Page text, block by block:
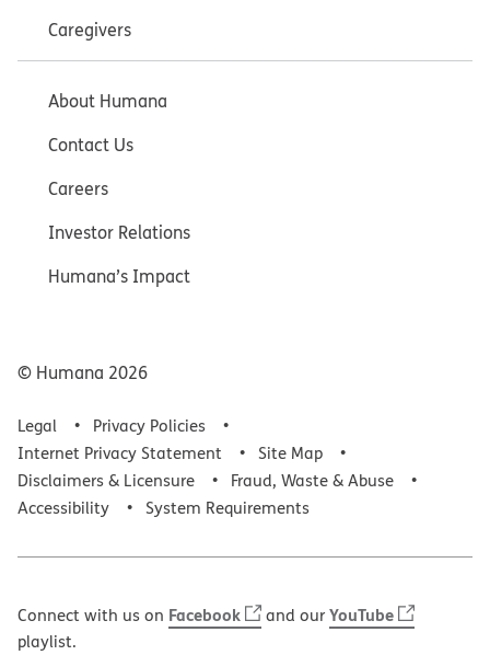
Caregivers
About Humana
Contact Us
Careers
Investor Relations
Humana’s Impact
© Humana 2026
Legal
Privacy Policies
Internet Privacy Statement
Site Map
Disclaimers & Licensure
Fraud, Waste & Abuse
Accessibility
System Requirements
Connect with us on Facebook and ourYouTube
playlist.